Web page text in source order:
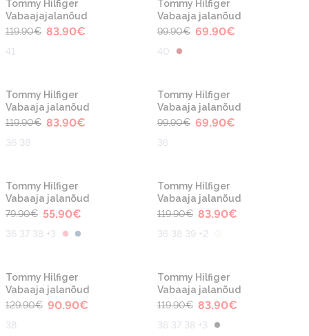
Tommy Hilfiger
Vabaajajalanõud
119.90€ 83.90€
41
Tommy Hilfiger
Vabaaja jalanõud
99.90€ 69.90€
40
-30%
Tommy Hilfiger
Vabaaja jalanõud
119.90€ 83.90€
36 38
-30%
Tommy Hilfiger
Vabaaja jalanõud
99.90€ 69.90€
36
-30%
Tommy Hilfiger
Vabaaja jalanõud
79.90€ 55.90€
36 37 38 +3
-30%
Tommy Hilfiger
Vabaaja jalanõud
119.90€ 83.90€
36 38 39 +2
-30%
Tommy Hilfiger
Vabaaja jalanõud
129.90€ 90.90€
38
-30%
Tommy Hilfiger
Vabaaja jalanõud
119.90€ 83.90€
36 37 38 +3